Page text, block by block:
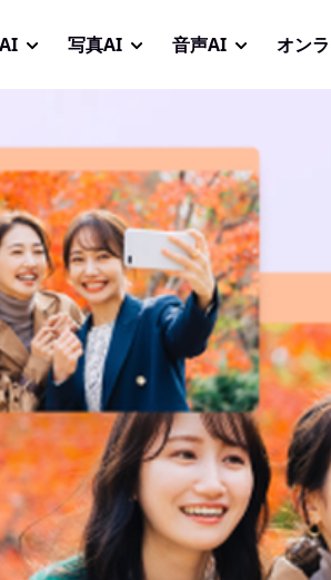
写真AI 音声AI オン